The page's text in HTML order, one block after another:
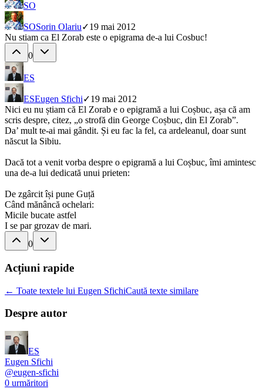
SO
SOSorin Olariu✓19 mai 2012
Nu stiam ca El Zorab este o epigrama de-a lui Cosbuc!
0
ES
ESEugen Sfichi✓19 mai 2012
Nici eu nu știam că El Zorab e o epigramă a lui Coșbuc, așa că am
scris despre, citez, „o strofă din George Coșbuc, din El Zorab”.
Da’ mult te-ai mai gândit. Și eu fac la fel, ca ardeleanul, doar sunt
născut la Sibiu.
Dacă tot a venit vorba despre o epigramă a lui Coșbuc, îmi amintesc
una de-a lui dedicată unui prieten:
De zgârcit își pune Guță
Când mănâncă ochelari:
Micile bucate astfel
I se par grozav de mari.
0
Acțiuni rapide
← Toate textele lui Eugen SfichiCaută texte similare
Despre autor
ES
Eugen Sfichi
@eugen-sfichi
0 urmăritori